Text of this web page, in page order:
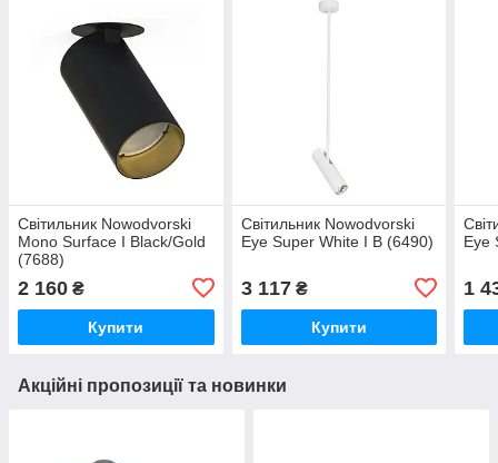
Світильник Nowodvorski
Mono Surface I Black/Gold
(7688)
2 160 ₴
Купити
Світильник Nowodvorski
Eye Super White I B (6490)
3 117₴
Купити
Eye
1
Акційні пропозиції та новинки